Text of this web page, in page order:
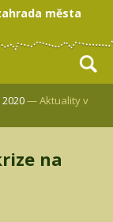
města
2020— Aktuality v
na